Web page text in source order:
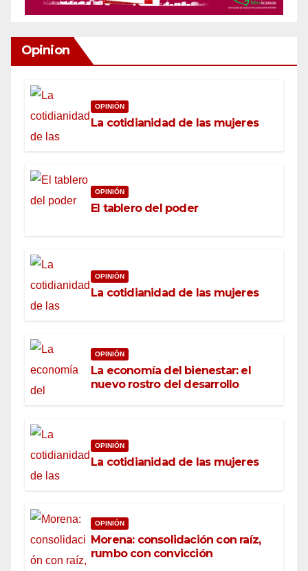
Opinion
OPINIÓN
La cotidianidad de las mujeres
OPINIÓN
El tablero del poder
OPINIÓN
La cotidianidad de las mujeres
OPINIÓN
La economía del bienestar: el
nuevo rostro del desarrollo
OPINIÓN
La cotidianidad de las mujeres
OPINIÓN
Morena: consolidación con raíz,
rumbo con convicción